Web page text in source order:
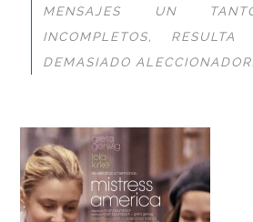
MENSAJES UN
INCOMPLETOS, RESULTA
DEMASIADO